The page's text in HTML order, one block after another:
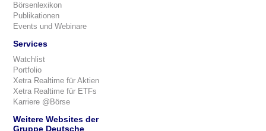
Börsenlexikon
Publikationen
Events und Webinare
Services
Watchlist
Portfolio
Xetra Realtime für Aktien
Xetra Realtime für ETFs
Karriere @Börse
Weitere Websites der
Gruppe Deutsche